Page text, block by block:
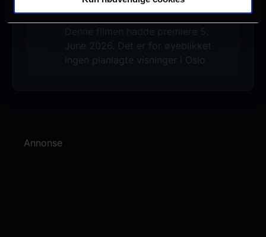
Ingen visninger i Oslo
June 2026. Det er for øyeblikket
ingen planlagte visninger i Oslo
Annonse